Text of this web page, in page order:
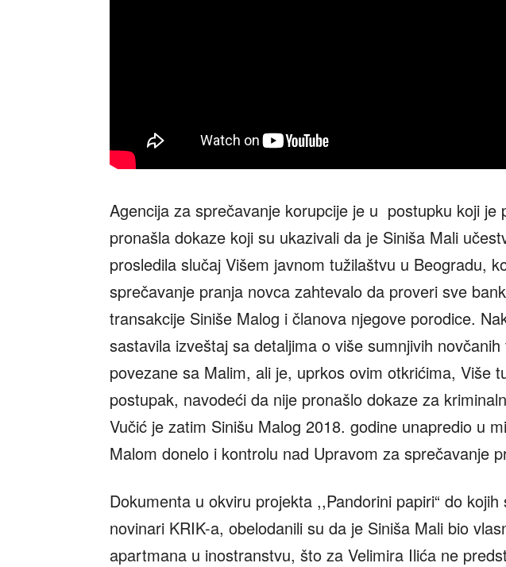
Agencija za sprečavanje korupcije je u postupku koji je
pronašla dokaze koji su ukazivali da je Siniša Mali
prosledila slučaj Višem javnom tužilaštvu u Beogradu,
sprečavanje pranja novca zahtevalo da proveri sve
transakcije Siniše Malog i članova njegove porodice.
sastavila izveštaj sa detaljima o više sumnjivih
povezane sa Malim, ali je, uprkos ovim otkrićima, Više
postupak, navodeći da nije pronašlo dokaze za
Vučić je zatim Sinišu Malog 2018. godine unapredio u
Malom donelo i kontrolu nad Upravom za sprečavanje
Dokumenta u okviru projekta ,,Pandorini papiri“ do
novinari KRIK-a, obelodanili su da je Siniša Mali bio
apartmana u inostranstvu, što za Velimira Ilića ne